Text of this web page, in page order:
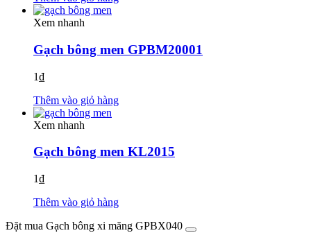
Xem nhanh
Gạch bông men GPBM20001
1₫
Thêm vào giỏ hàng
Xem nhanh
Gạch bông men KL2015
1₫
Thêm vào giỏ hàng
Đặt mua Gạch bông xi măng GPBX040